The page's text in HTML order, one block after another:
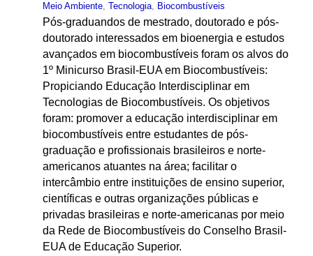
Meio Ambiente, Tecnologia, Biocombustíveis
Pós-graduandos de mestrado, doutorado e pós-
doutorado interessados em bioenergia e estudos
avançados em biocombustíveis foram os alvos do
1º Minicurso Brasil-EUA em Biocombustíveis:
Propiciando Educação Interdisciplinar em
Tecnologias de Biocombustíveis. Os objetivos
foram: promover a educação interdisciplinar em
biocombustíveis entre estudantes de pós-
graduação e profissionais brasileiros e norte-
americanos atuantes na área; facilitar o
intercâmbio entre instituições de ensino superior,
científicas e outras organizações públicas e
privadas brasileiras e norte-americanas por meio
da Rede de Biocombustíveis do Conselho Brasil-
EUA de Educação Superior.